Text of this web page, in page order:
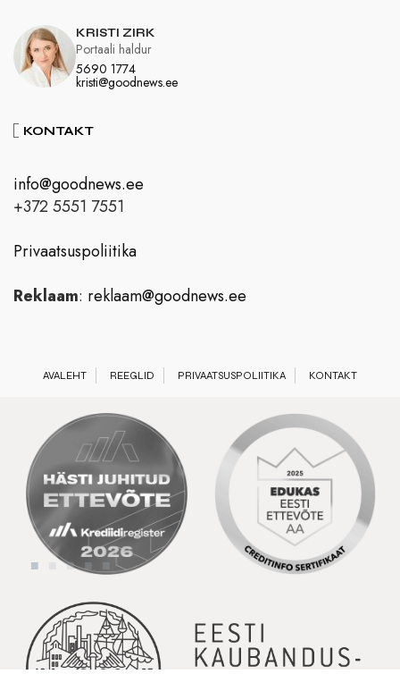
KRISTI ZIRK
5690 1774
kristi@goodnews.ee
Portaali haldur
KONTAKT
info@goodnews.ee
+372 5551 7551
Privaatsuspoliitika
Reklaam: reklaam@goodnews.ee
AVALEHT REEGLID PRIVAATSUSPOLIITIKA KONTAKT